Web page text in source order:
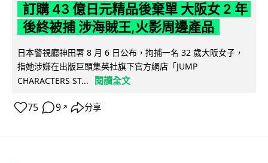
訂購 43 億日元精品後棄單 大阪女 2 年
後終被捕 涉海賊王,火影周邊產品
日本警視廳神田署 8 月 6 日公布，拘捕一名 32 歲大阪女子，
指她涉嫌在出版巨頭集英社旗下官方網店「JUMP
CHARACTERS ST...
閱讀全文
75 9 ↗ 分享